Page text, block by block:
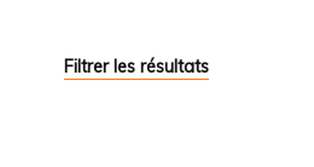
Filtrer les résultats